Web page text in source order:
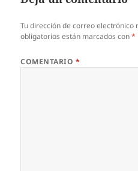
Tu dirección de correo electrónico
obligatorios están marcados con*
COMENTARIO *